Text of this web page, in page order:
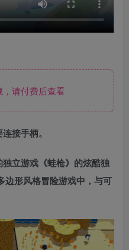
请付费后查看
接手柄。
独立游戏《蛙枪》的炫酷独
边形风格冒险游戏中，与可